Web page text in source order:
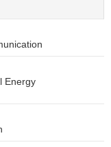
Energy